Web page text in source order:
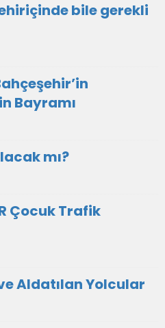
bile gerekli
Bayramı
mı?
Çocuk Trafik
Aldatılan Yolcular